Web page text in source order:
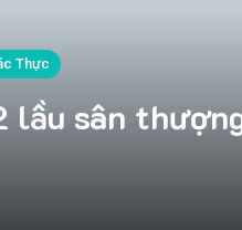
Thực
sân